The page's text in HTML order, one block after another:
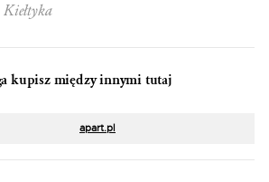
Kiełtyka
kupisz między innymi tutaj
apart.pl